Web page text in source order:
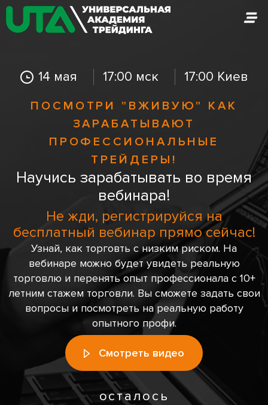
Skip
to
content
14 мая 17:00 мск 17:00 Киев
ПОСМОТРИ "ВЖИВУЮ" КАК
ЗАРАБАТЫВАЮТ
ПРОФЕССИОНАЛЬНЫЕ
ТРЕЙДЕРЫ!
Научись зарабатывать во время
вебинара!
Не жди, регистрируйся на
бесплатный вебинар прямо сейчас!
Узнай, как торговть с низким риском. На
вебинаре можно будет увидеть реальную
торговлю и перенять опыт профессионала с 10+
летним стажем торговли. Вы сможете задать свои
вопросы и посмотреть на реальную работу
опытного профи.
Смотреть видео
осталось